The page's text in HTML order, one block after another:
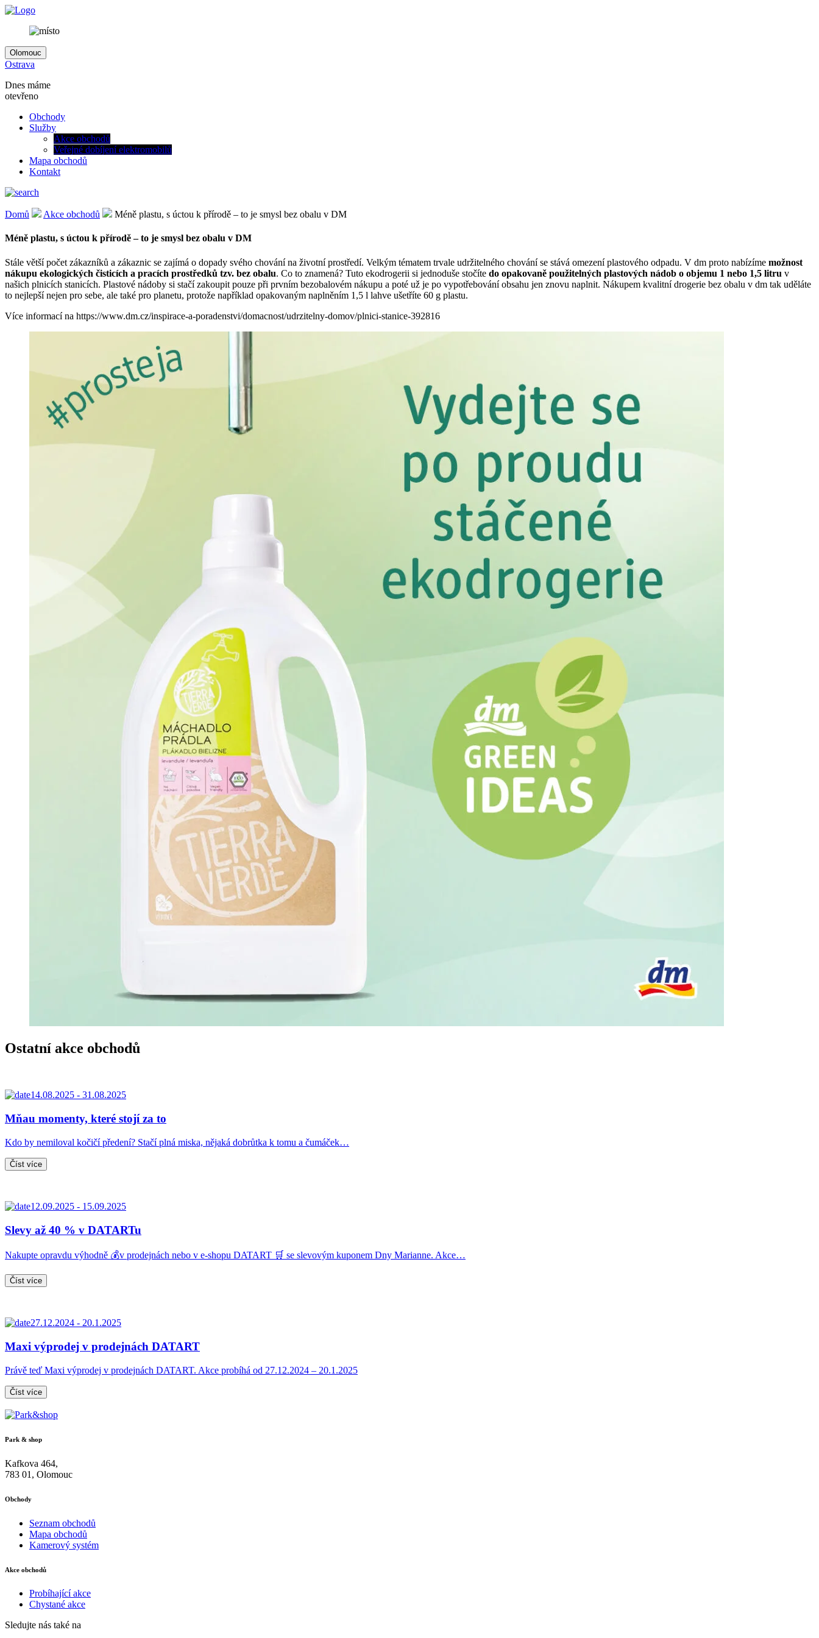
Olomouc
Ostrava
Dnes máme
otevřeno
Obchody
Služby
Akce obchodů
Veřejné dobíjení elektromobilů
Mapa obchodů
Kontakt
Domů Akce obchodů Méně plastu, s úctou k přírodě – to je smysl bez obalu v DM
Méně plastu, s úctou k přírodě – to je smysl bez obalu v DM
Stále větší počet zákazníků a zákaznic se zajímá o dopady svého chování na životní prostředí. Velkým tématem trvale udržitelného chování se stává omezení plastového odpadu. V dm proto nabízíme možnost
nákupu ekologických čisticích a pracích prostředků tzv. bez obalu. Co to znamená? Tuto ekodrogerii si jednoduše stočíte do opakovaně použitelných plastových nádob o objemu 1 nebo 1,5 litru v
našich plnicích stanicích. Plastové nádoby si stačí zakoupit pouze při prvním bezobalovém nákupu a poté už je po vypotřebování obsahu jen znovu naplnit. Nákupem kvalitní drogerie bez obalu v dm tak uděláte
to nejlepší nejen pro sebe, ale také pro planetu, protože například opakovaným naplněním 1,5 l lahve ušetříte 60 g plastu.
Více informací na https://www.dm.cz/inspirace-a-poradenstvi/domacnost/udrzitelny-domov/plnici-stanice-392816
Ostatní akce obchodů
14.08.2025 - 31.08.2025
Mňau momenty, které stojí za to
Kdo by nemiloval kočičí předení? Stačí plná miska, nějaká dobrůtka k tomu a čumáček…
Číst více
12.09.2025 - 15.09.2025
Slevy až 40 % v DATARTu
Nakupte opravdu výhodně 💰v prodejnách nebo v e-shopu DATART 🛒 se slevovým kuponem Dny Marianne. Akce…
Číst více
27.12.2024 - 20.1.2025
Maxi výprodej v prodejnách DATART
Právě teď Maxi výprodej v prodejnách DATART. Akce probíhá od 27.12.2024 – 20.1.2025
Číst více
Park & shop
Kafkova 464,
783 01, Olomouc
Obchody
Seznam obchodů
Mapa obchodů
Kamerový systém
Akce obchodů
Probíhající akce
Chystané akce
Sledujte nás také na